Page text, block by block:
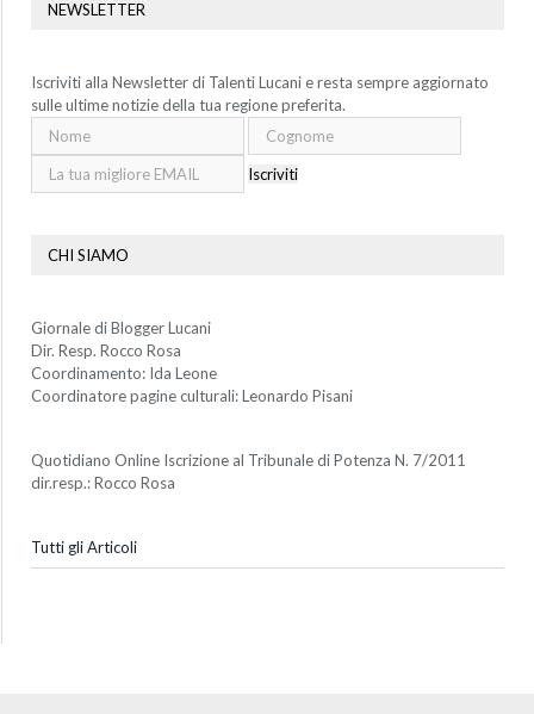
NEWSLETTER
Iscriviti alla Newsletter di Talenti Lucani e resta sempre aggiornato
sulle ultime notizie della tua regione preferita.
Iscriviti
CHI SIAMO
Giornale di Blogger Lucani
Dir. Resp. Rocco Rosa
Coordinamento: Ida Leone
Coordinatore pagine culturali: Leonardo Pisani
Quotidiano Online Iscrizione al Tribunale di Potenza N. 7/2011
dir.resp.: Rocco Rosa
Tutti gli Articoli